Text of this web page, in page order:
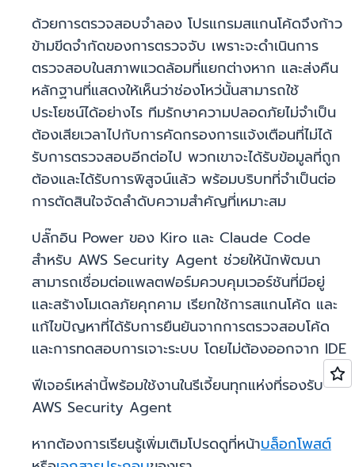
ด้วยการตรวจสอบจำลอง โปรแกรมสแกนโค้ดจึงก้าว
ข้ามขีดจำกัดของการตรวจจับ เพราะจะดำเนินการ
ตรวจสอบในสภาพแวดล้อมที่แยกต่างหาก และส่งคืน
หลักฐานที่แสดงให้เห็นว่าช่องโหว่นั้นสามารถใช้
ประโยชน์ได้อย่างไร ทีมรักษาความปลอดภัยไม่จำเป็น
ต้องเสียเวลาไปกับการคัดกรองการแจ้งเตือนที่ไม่ได้
รับการตรวจสอบอีกต่อไป พวกเขาจะได้รับข้อมูลที่ถูก
ต้องและได้รับการพิสูจน์แล้ว พร้อมบริบทที่จำเป็นต่อ
การตัดสินใจจัดลำดับความสำคัญที่เหมาะสม
ปลั๊กอิน Power ของ Kiro และ Claude Code
สำหรับ AWS Security Agent ช่วยให้นักพัฒนา
สามารถเชื่อมต่อแพลตฟอร์มควบคุมเวอร์ชันที่มีอยู่
และสร้างโมเดลภัยคุกคาม เรียกใช้การสแกนโค้ด และ
แก้ไขปัญหาที่ได้รับการยืนยันจากการตรวจสอบโค้ด
และการทดสอบการเจาะระบบ โดยไม่ต้องออกจาก IDE
ฟีเจอร์เหล่านี้พร้อมใช้งานในรีเจี้ยนทุกแห่งที่รองรับ
AWS Security Agent
หากต้องการเรียนรู้เพิ่มเติมโปรดดูที่หน้าบล็อกโพสต์